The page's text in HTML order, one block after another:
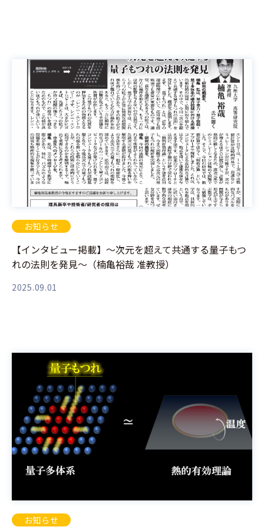
お知らせ
【インタビュー掲載】～次元を超えて共通する量子もつ
れの法則を発見～（楠亀裕哉 准教授）
2025.09.01
お知らせ